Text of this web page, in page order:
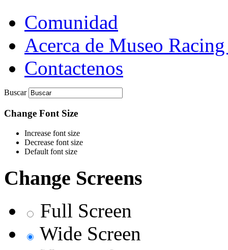
Comunidad
Acerca de Museo
Contactenos
Buscar
Change Font Size
Increase font size
Decrease font size
Default font size
Change Screens
Full Screen
Wide Screen